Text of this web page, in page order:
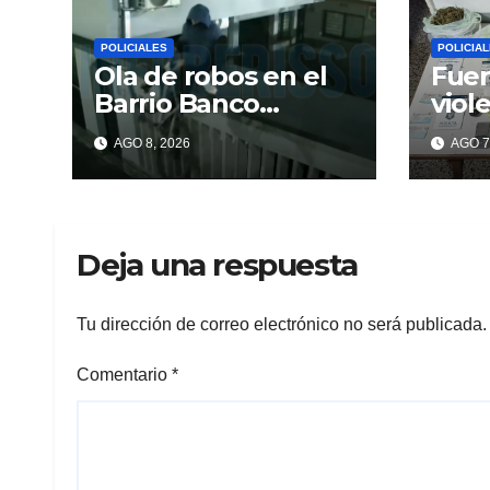
POLICIALES
Ola de robos en el
Barrio Banco
Provincia: escalan
paredes en la
noche y nadie
AGO 8, 2026
y AGO
Deja una respuesta
Tu dirección de correo electrónico no será publicada.
Comentario *